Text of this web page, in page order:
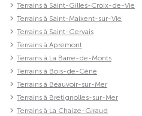
Terrains à Saint-Gilles-Croix-de-Vie
Terrains à Saint-Maixent-sur-Vie
Terrains à Saint-Gervais
Terrains à Apremont
Terrains à La Barre-de-Monts
Terrains à Bois-de-Céné
Terrains à Beauvoir-sur-Mer
Terrains à Bretignolles-sur-Mer
Terrains à La Chaize-Giraud